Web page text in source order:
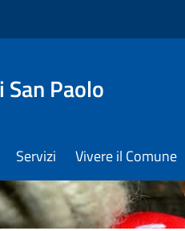
San Paolo
Servizi Vivere il Comune